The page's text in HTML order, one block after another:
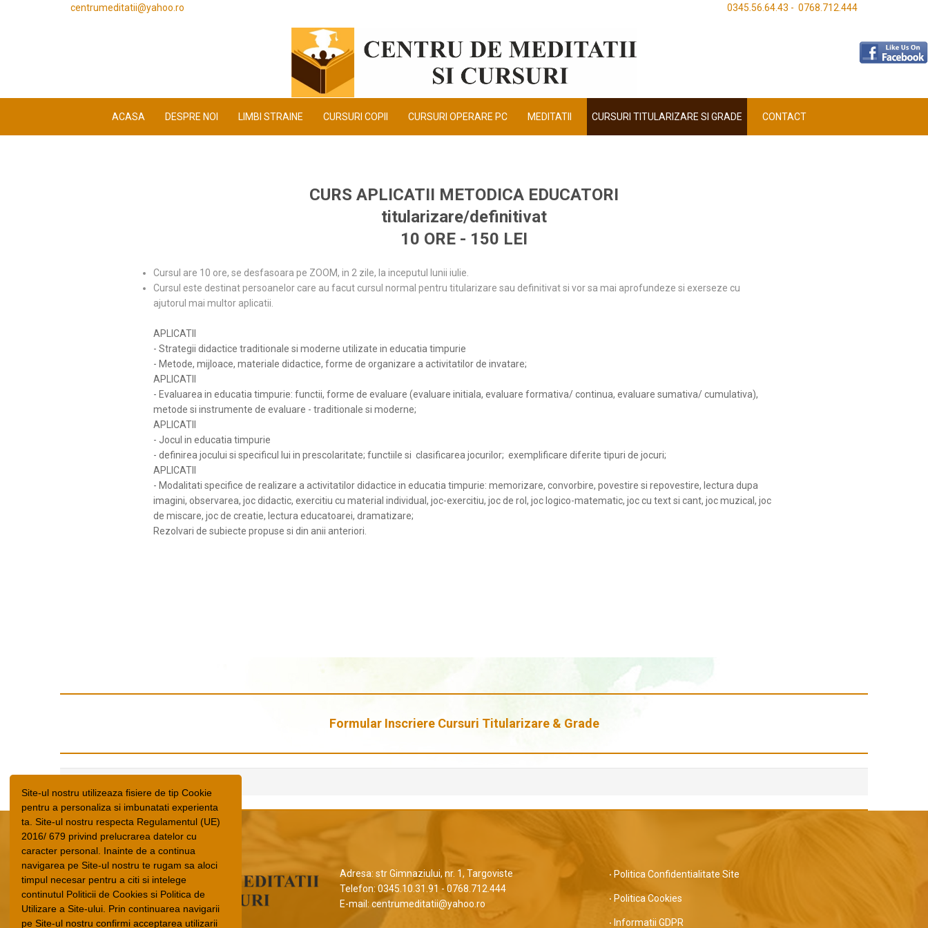
Site-ul nostru utilizeaza fisiere de tip Cookie
pentru a personaliza si imbunatati experienta
ta. Site-ul nostru respecta Regulamentul (UE)
2016/ 679 privind prelucrarea datelor cu
caracter personal. Inainte de a continua
navigarea pe Site-ul nostru te rugam sa aloci
timpul necesar pentru a citi si intelege
continutul Politicii de Cookies si Politica de
Utilizare a Site-ului. Prin continuarea navigarii
pe Site-ul nostru confirmi acceptarea utilizarii
centrumeditatii@yahoo.ro 0345.56.64.43 - 0768.712.444
ACASA DESPRE NOI LIMBI STRAINE CURSURI COPII CURSURI OPERARE PC MEDITATII CURSURI TITULARIZARE SI GRADE CONTACT
CURS APLICATII METODICA EDUCATORI
titularizare/definitivat
10 ORE - 150 LEI
Cursul are 10 ore, se desfasoara pe ZOOM, in 2 zile, la inceputul lunii iulie.
Cursul este destinat persoanelor care au facut cursul normal pentru titularizare sau definitivat si vor sa mai aprofundeze si exerseze cu
ajutorul mai multor aplicatii.
APLICATII
- Strategii didactice traditionale si moderne utilizate in educatia timpurie
- Metode, mijloace, materiale didactice, forme de organizare a activitatilor de invatare;
APLICATII
- Evaluarea in educatia timpurie: functii, forme de evaluare (evaluare initiala, evaluare formativa/ continua, evaluare sumativa/ cumulativa),
metode si instrumente de evaluare - traditionale si moderne;
APLICATII
- Jocul in educatia timpurie
- definirea jocului si specificul lui in prescolaritate; functiile si clasificarea jocurilor; exemplificare diferite tipuri de jocuri;
APLICATII
- Modalitati specifice de realizare a activitatilor didactice in educatia timpurie: memorizare, convorbire, povestire si repovestire, lectura dupa
imagini, observarea, joc didactic, exercitiu cu material individual, joc-exercitiu, joc de rol, joc logico-matematic, joc cu text si cant, joc muzical, joc
de miscare, joc de creatie, lectura educatoarei, dramatizare;
Rezolvari de subiecte propuse si din anii anteriori.
Formular Inscriere Cursuri Titularizare & Grade
Adresa: str Gimnaziului, nr. 1, Targoviste
Telefon: 0345.10.31.91 - 0768.712.444
E-mail: centrumeditatii@yahoo.ro
Politica Confidentialitate Site
Politica Cookies
Informatii GDPR